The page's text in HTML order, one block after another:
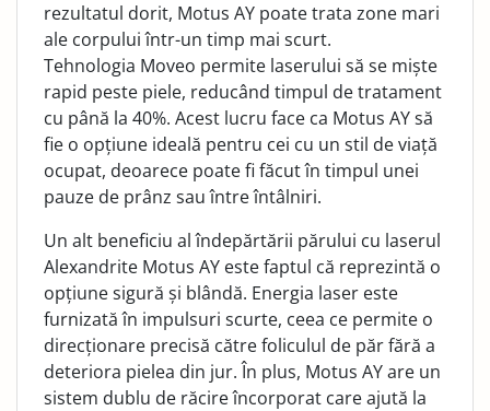
rezultatul dorit, Motus AY poate trata zone mari
ale corpului într-un timp mai scurt.
Tehnologia Moveo permite laserului să se miște
rapid peste piele, reducând timpul de tratament
cu până la 40%. Acest lucru face ca Motus AY să
fie o opțiune ideală pentru cei cu un stil de viață
ocupat, deoarece poate fi făcut în timpul unei
pauze de prânz sau între întâlniri.
Un alt beneficiu al îndepărtării părului cu laserul
Alexandrite Motus AY este faptul că reprezintă o
opțiune sigură și blândă. Energia laser este
furnizată în impulsuri scurte, ceea ce permite o
direcționare precisă către foliculul de păr fără a
deteriora pielea din jur. În plus, Motus AY are un
sistem dublu de răcire încorporat care ajută la